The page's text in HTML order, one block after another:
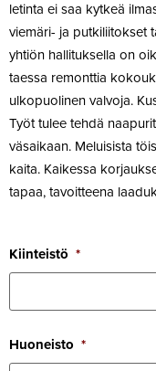
le­tinta ei saa kytkeä
viemäri- ja put­ki­lii­tokset
yhtiön hal­li­tuk­sella on
taessa remonttia
ulko­puo­linen valvoja.
Työt tulee tehdä
vä­saikaan. Melui­sista
kaita. Kai­kessa
tapaa, tavoit­teena
Kiin­teistö *
Huo­neisto *